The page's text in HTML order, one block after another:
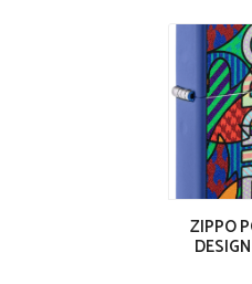
ZIPPO